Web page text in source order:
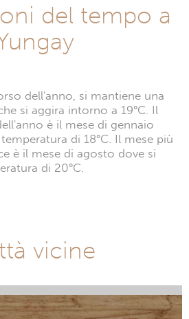
del tempo a
dell'anno, si mantiene una
si aggira intorno a 19°C. Il
è il mese di gennaio
di 18°C. Il mese più
è il mese di agosto dove si
di 20°C.
vicine